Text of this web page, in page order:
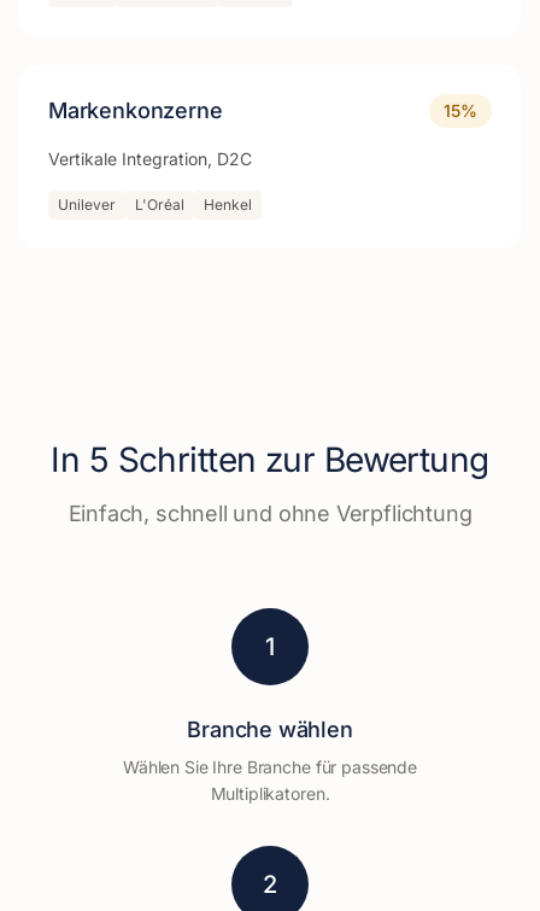
Markenkonzerne 15%
Vertikale Integration, D2C
Unilever L'Oréal Henkel
In 5 Schritten zur Bewertung
Einfach, schnell und ohne Verpflichtung
1
Branche wählen
Wählen Sie Ihre Branche für passende
Multiplikatoren.
2